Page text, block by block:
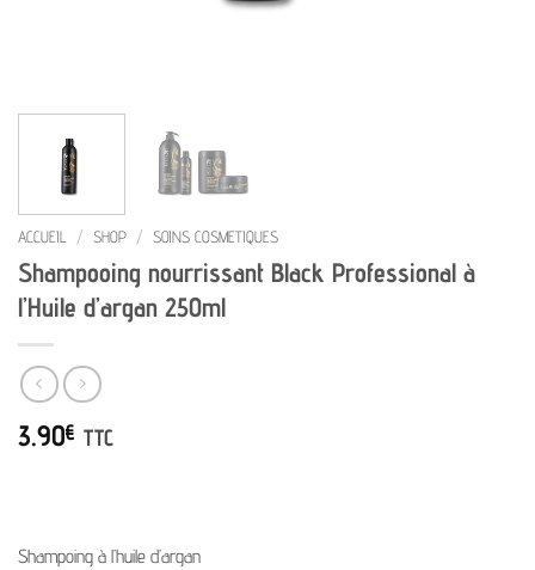
ACCUEIL / SHOP / SOINS COSMETIQUES
Shampooing nourrissant Black Professional à
l’Huile d’argan 250ml
3.90€ TTC
Shampoing à l’huile d’argan